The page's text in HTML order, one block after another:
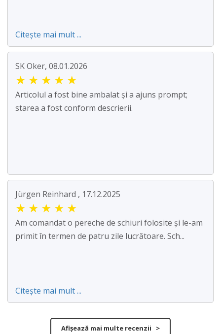
Citește mai mult ...
SK Oker, 08.01.2026
★ ★ ★ ★ ★
Articolul a fost bine ambalat și a ajuns prompt;
starea a fost conform descrierii.
Jürgen Reinhard , 17.12.2025
★ ★ ★ ★ ★
Am comandat o pereche de schiuri folosite și le-am
primit în termen de patru zile lucrătoare. Sch...
Citește mai mult ...
Afișează mai multe recenzii >